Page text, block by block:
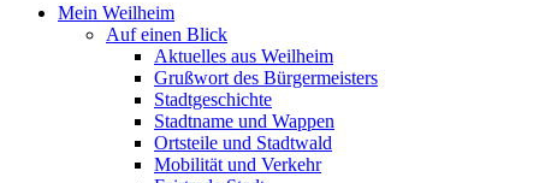
Mein Weilheim
Auf einen Blick
Aktuelles aus Weilheim
Grußwort des Bürgermeisters
Stadtgeschichte
Stadtname und Wappen
Ortsteile und Stadtwald
Mobilität und Verkehr